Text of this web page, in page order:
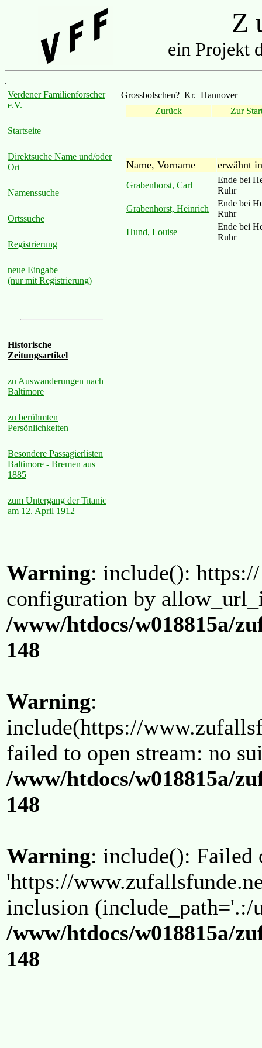
Z
ein Projekt
.
Verdener Familienforscher
e.V.
Startseite
Direktsuche Name und/oder
Ort
Namenssuche
Ortssuche
Registrierung
neue Eingabe
(nur mit Registrierung)
Historische
Zeitungsartikel
zu Auswanderungen nach
Baltimore
zu berühmten
Persönlichkeiten
Besondere Passagierlisten
Baltimore - Bremen aus
1885
zum Untergang der Titanic
am 12. April 1912
Grossbolschen?_Kr._Hannover
Zurück
Zur
Name, Vorname erwähnt in
Grabenhorst, Carl
Ende bei
Ruhr
Grabenhorst, Heinrich
Ende bei
Ruhr
Hund, Louise
Ende bei
Ruhr
Warning: include():
configuration by
/www/htdocs/w018815a/
148
Warning:
include(https://
failed to open stream: no
/www/htdocs/w018815a/
148
Warning: include(): Failed
'https://
inclusion (include_path='.:/
/www/htdocs/w018815a/
148